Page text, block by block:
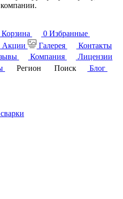
Корзина 0 Избранные
Акции Галерея
Контакты
Компания
Лицензии
Регион Поиск
Блог